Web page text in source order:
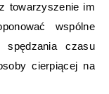
towarzyszenie im
wspólne
czasu
cierpiącej na